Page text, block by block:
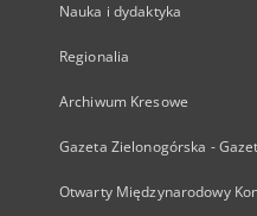
Nauka i dydaktyka
Regionalia
Archiwum Kresowe
Gazeta Zielonogórska -
Otwarty Międzynarodowy